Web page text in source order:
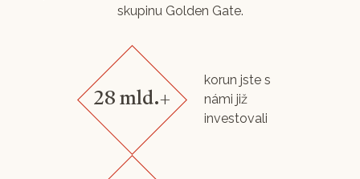
skupinu Golden Gate.
28 mld.+
korun jste s
námi již
investovali